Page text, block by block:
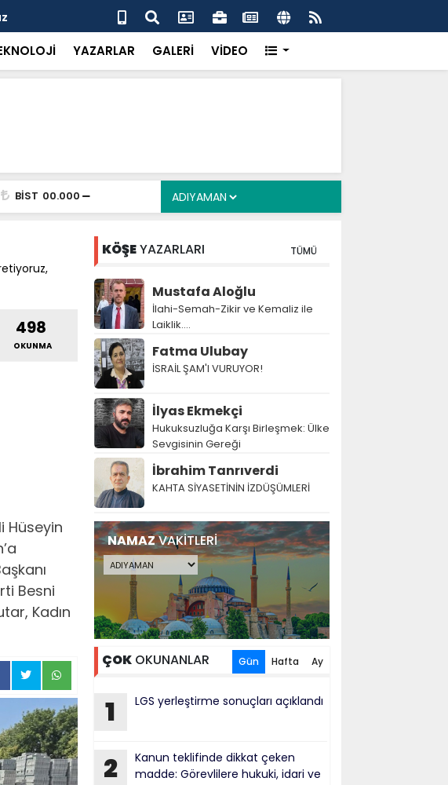
15 Temmuz suikast timinin firari üyesi FETÖ yapılanmasını ve
Marmaris saldırısını anlattı
YAZARLAR GALERİ VİDEO
BİST 00.000
498
OKUNMA
Hüseyin
Besni
Kadın
KÖŞEYAZARLARI TÜMÜ
Mustafa Aloğlu
İlahi-Semah-Zikir ve Kemaliz ile
Laiklik….
Fatma Ulubay
İSRAİL ŞAM'I VURUYOR!
İlyas Ekmekçi
Hukuksuzluğa Karşı Birleşmek: Ülke
Sevgisinin Gereği
İbrahim Tanrıverdi
KAHTA SİYASETİNİN İZDÜŞÜMLERİ
NAMAZVAKİTLERİ
ÇOKOKUNANLAR Gün Hafta Ay
1 LGS yerleştirme sonuçları açıklandı
2
Kanun teklifinde dikkat çeken
madde: Görevlilere hukuki, idari ve